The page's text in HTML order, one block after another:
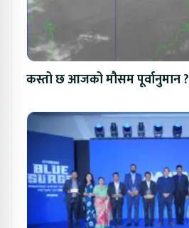
कस्तो छ आजको मौसम पूर्वानुमान ?